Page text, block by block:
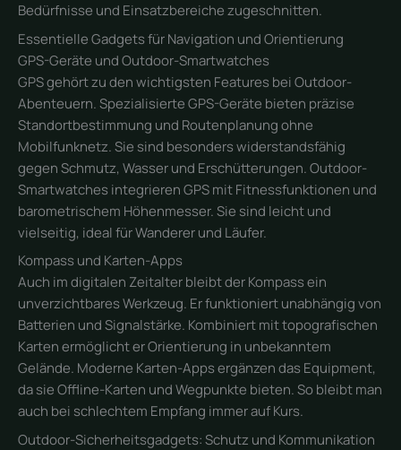
Bedürfnisse und Einsatzbereiche zugeschnitten.
Essentielle Gadgets für Navigation und Orientierung
GPS-Geräte und Outdoor-Smartwatches
GPS gehört zu den wichtigsten Features bei Outdoor-
Abenteuern. Spezialisierte GPS-Geräte bieten präzise
Standortbestimmung und Routenplanung ohne
Mobilfunknetz. Sie sind besonders widerstandsfähig
gegen Schmutz, Wasser und Erschütterungen. Outdoor-
Smartwatches integrieren GPS mit Fitnessfunktionen und
barometrischem Höhenmesser. Sie sind leicht und
vielseitig, ideal für Wanderer und Läufer.
Kompass und Karten-Apps
Auch im digitalen Zeitalter bleibt der Kompass ein
unverzichtbares Werkzeug. Er funktioniert unabhängig von
Batterien und Signalstärke. Kombiniert mit topografischen
Karten ermöglicht er Orientierung in unbekanntem
Gelände. Moderne Karten-Apps ergänzen das Equipment,
da sie Offline-Karten und Wegpunkte bieten. So bleibt man
auch bei schlechtem Empfang immer auf Kurs.
Outdoor-Sicherheitsgadgets: Schutz und Kommunikation